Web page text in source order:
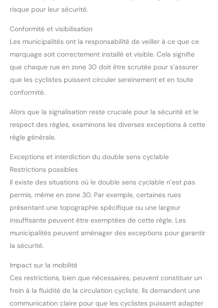
risque pour leur sécurité.
Conformité et visibilisation
Les municipalités ont la responsabilité de veiller à ce que ce
marquage soit correctement installé et visible. Cela signifie
que chaque rue en zone 30 doit être scrutée pour s’assurer
que les cyclistes puissent circuler sereinement et en toute
conformité.
Alors que la signalisation reste cruciale pour la sécurité et le
respect des règles, examinons les diverses exceptions à cette
règle générale.
Exceptions et interdiction du double sens cyclable
Restrictions possibles
Il existe des situations où le double sens cyclable n’est pas
permis, même en zone 30. Par exemple, certaines rues
présentant une topographie spécifique ou une largeur
insuffisante peuvent être exemptées de cette règle. Les
municipalités peuvent aménager des exceptions pour garantir
la sécurité.
Impact sur la mobilité
Ces restrictions, bien que nécessaires, peuvent constituer un
frein à la fluidité de la circulation cycliste. Ils demandent une
communication claire pour que les cyclistes puissent adapter